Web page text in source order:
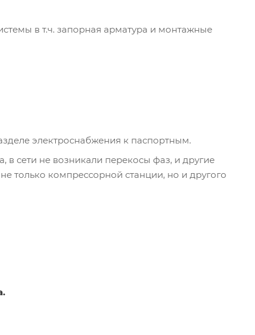
в т.ч. запорная арматура и монтажные
электроснабжения к паспортным.
в сети не возникали перекосы фаз, и другие
только компрессорной станции, но и другого